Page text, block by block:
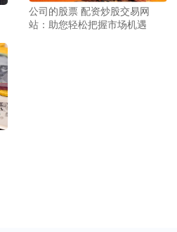
公司的股票 配资炒股交易网
站：助您轻松把握市场机遇